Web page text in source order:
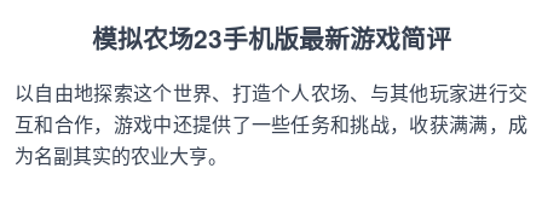
模拟农场23手机版最新游戏简评
以自由地探索这个世界、打造个人农场、与其他玩家进行交
互和合作，游戏中还提供了一些任务和挑战，收获满满，成
为名副其实的农业大亨。